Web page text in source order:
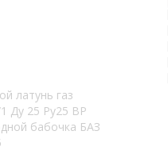
латунь газ
Ду 25 Ру25 ВР
бабочка БАЗ